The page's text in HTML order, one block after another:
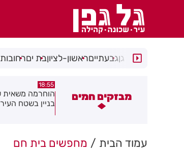
רמת גןגבעתייםראשון-לציוןבת יםרחובות
מבזקים חמים
הוחרמה משאית שהשליכה פסולת
בניין בשטח העיר חולון
18:48
ברכבו
עמוד הבית מחפשים בית חם